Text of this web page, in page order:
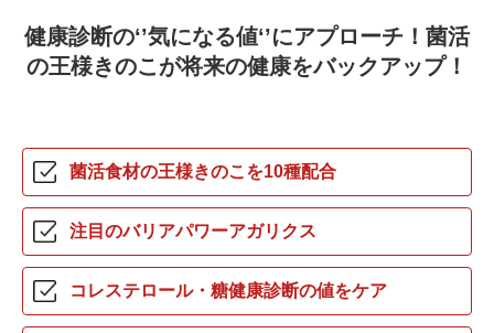
健康診断の‘’気になる値‘’にアプローチ！ 菌活
の王様きのこが将来の健康をバックアップ！
菌活食材の王様きのこを10種配合
注目のバリアパワーアガリクス
コレステロール・糖健康診断の値をケア